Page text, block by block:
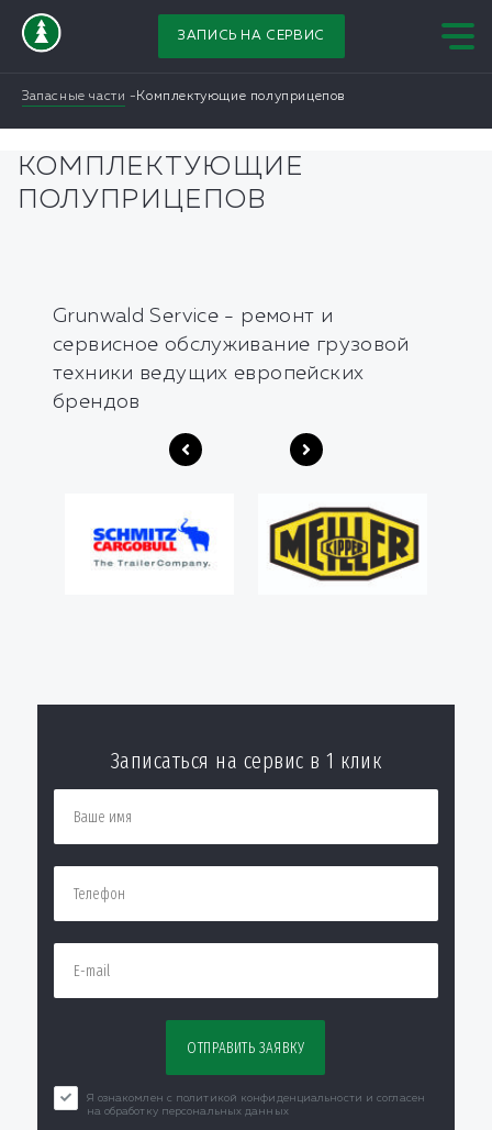
ЗАПИСЬ НА СЕРВИС
Запасные части Комплектующие полуприцепов
КОМПЛЕКТУЮЩИЕ
ПОЛУПРИЦЕПОВ
Grunwald Service - ремонт и
сервисное обслуживание грузовой
техники ведущих европейских
брендов
Записаться на сервис в 1 клик
Я ознакомлен с политикой конфиденциальности и согласен
на обработку персональных данных